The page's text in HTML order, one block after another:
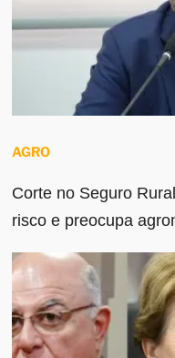
AGRO
Corte no Seguro
risco e preocupa